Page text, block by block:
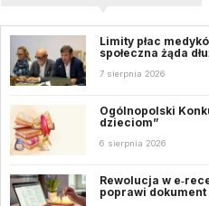
Limity płac
społeczna żąda
7 sierpnia 2026
Ogólnopolski
dzieciom”
6 sierpnia 2026
Rewolucja w
poprawi